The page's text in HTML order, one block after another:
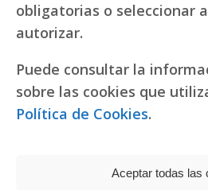
obligatorias o seleccionar
autorizar.
Puede consultar la
sobre las cookies que
Política de Cookies.
Aceptar todas las